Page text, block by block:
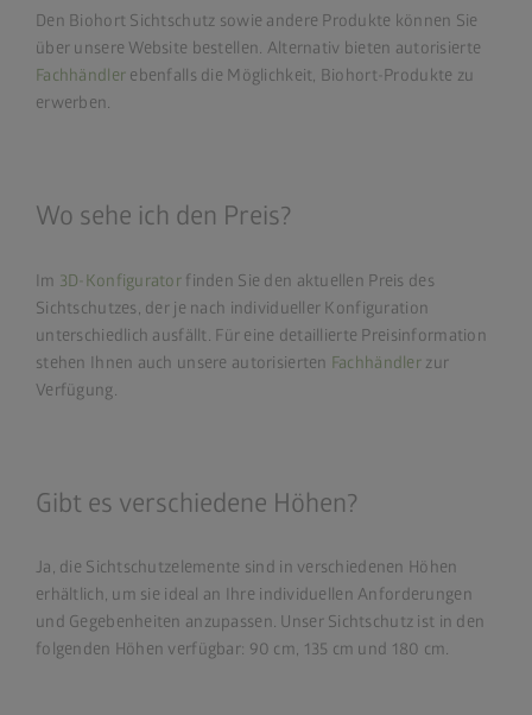
Den Biohort Sichtschutz sowie andere Produkte können Sie
über unsere Website bestellen. Alternativ bieten autorisierte
Fachhändler ebenfalls die Möglichkeit, Biohort-Produkte zu
erwerben.
Wo sehe ich den Preis?
Im 3D-Konfigurator finden Sie den aktuellen Preis des
Sichtschutzes, der je nach individueller Konfiguration
unterschiedlich ausfällt. Für eine detaillierte Preisinformation
stehen Ihnen auch unsere autorisierten Fachhändler zur
Verfügung.
Gibt es verschiedene Höhen?
Ja, die Sichtschutzelemente sind in verschiedenen Höhen
erhältlich, um sie ideal an Ihre individuellen Anforderungen
und Gegebenheiten anzupassen. Unser Sichtschutz ist in den
folgenden Höhen verfügbar: 90 cm, 135 cm und 180 cm.